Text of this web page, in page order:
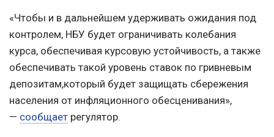
«Чтобы и в дальнейшем удерживать ожидания под
контролем, НБУ будет ограничивать колебания
курса, обеспечивая курсовую устойчивость, а также
обеспечивать такой уровень ставок по гривневым
депозитам,который будет защищать сбережения
населения от инфляционного обесценивания»,
— сообщает регулятор.